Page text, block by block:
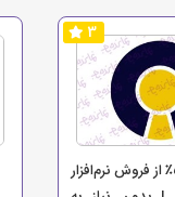
3
درآمد تا 50٪ از فروش نرم‌افزار